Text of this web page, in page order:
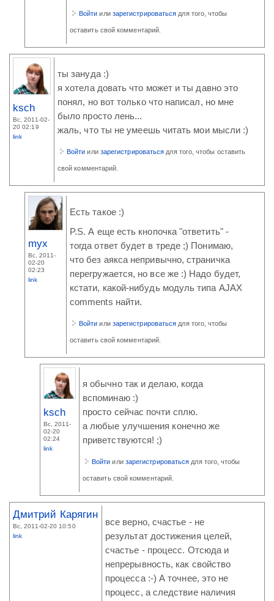
Войти или зарегистрироваться для того, чтобы
оставить свой комментарий.
ksch
Вс, 2011-02-
20 02:19
link
ты зануда :)
я хотела довать что может и ты давно это
понял, но вот только что написал, но мне
было просто лень...
жаль, что ты не умеешь читать мои мысли :)
Войти или зарегистрироваться для того, чтобы оставить
свой комментарий.
myx
Вс, 2011-
02-20
02:23
link
Есть такое :)
P.S. А еще есть кнопочка "ответить" -
тогда ответ будет в треде ;) Понимаю,
что без аякса непривычно, страничка
перегружается, но все же :) Надо будет,
кстати, какой-нибудь модуль типа AJAX
comments найти.
Войти или зарегистрироваться для того, чтобы
оставить свой комментарий.
ksch
Вс, 2011-
02-20
02:24
link
я обычно так и делаю, когда
вспоминаю :)
просто сейчас почти сплю.
а любые улучшения конечно же
приветствуются! ;)
Войти или зарегистрироваться для того, чтобы
оставить свой комментарий.
Дмитрий Карягин
Вс, 2011-02-20 10:50
link
все верно, счастье - не
результат достижения целей,
счастье - процесс. Отсюда и
непрерывность, как свойство
процесса :-) А точнее, это не
процесс, а следствие наличия